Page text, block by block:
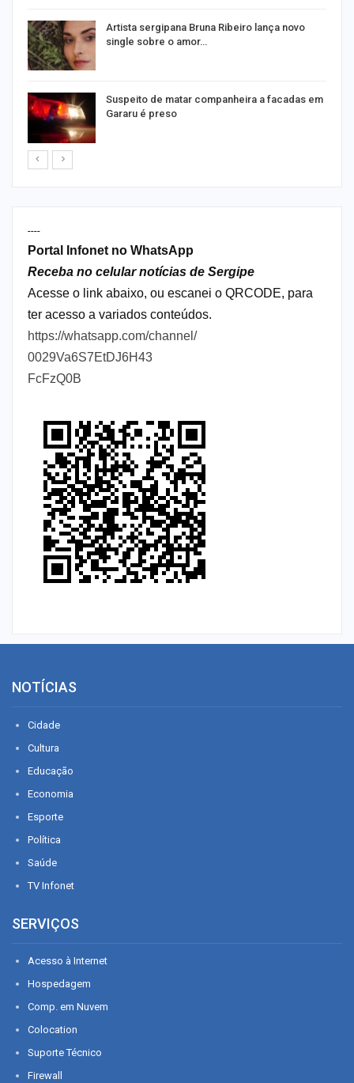
Artista sergipana Bruna Ribeiro lança novo
single sobre o amor…
Suspeito de matar companheira a facadas em
Gararu é preso
----
Portal Infonet no WhatsApp
Receba no celular notícias de Sergipe
Acesse o link abaixo, ou escanei o QRCODE, para
ter acesso a variados conteúdos.
https://whatsapp.com/channel/
0029Va6S7EtDJ6H43
FcFzQ0B
NOTÍCIAS
Cidade
Cultura
Educação
Economia
Esporte
Política
Saúde
TV Infonet
SERVIÇOS
Acesso à Internet
Hospedagem
Comp. em Nuvem
Colocation
Suporte Técnico
Firewall